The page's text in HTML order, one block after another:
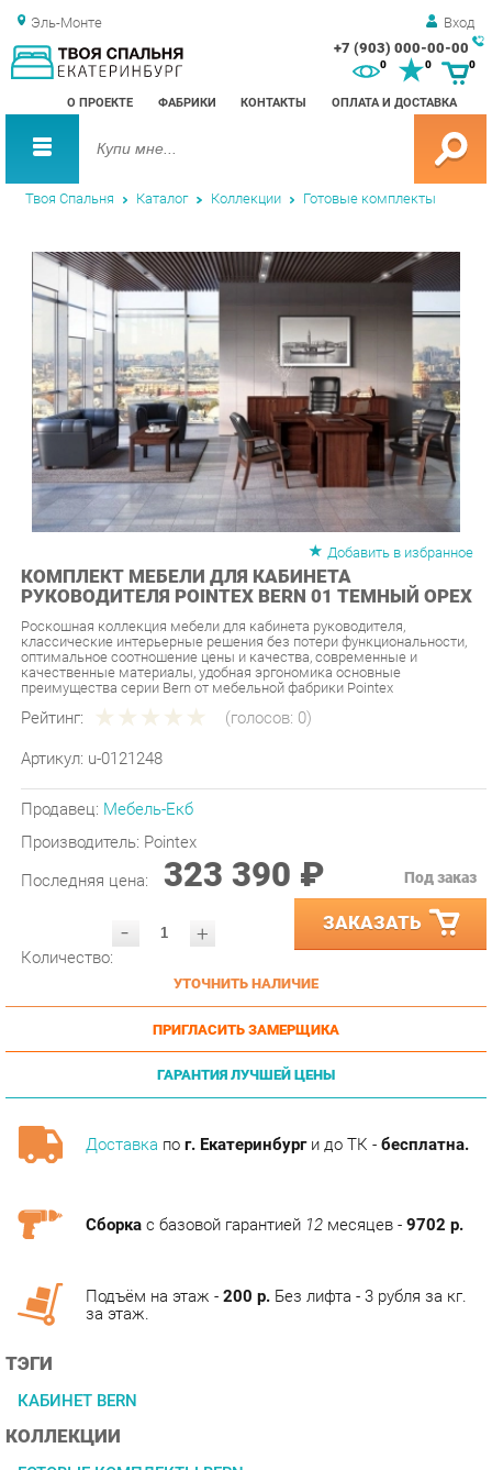
Эль-Монте Вход
+7 (903) 000-00-00
О ПРОЕКТЕ ФАБРИКИ КОНТАКТЫ ОПЛАТА И ДОСТАВКА
0 0
Твоя Спальня Каталог Коллекции Готовые комплекты
Добавить в избранное
КОМПЛЕКТ МЕБЕЛИ ДЛЯ КАБИНЕТА
РУКОВОДИТЕЛЯ POINTEX BERN 01 ТЕМНЫЙ ОРЕХ
Роскошная коллекция мебели для кабинета руководителя,
оптимальное соотношение цены и качества, современные и
качественные материалы, удобная эргономика основные
преимущества серии Bern от мебельной фабрики Pointex
Рейтинг: (голосов:0)
Артикул: u-0121248
Производитель:Pointex
Последняя цена: 323 390 ₽
- ЗАКАЗАТЬ
УТОЧНИТЬ НАЛИЧИЕ
ПРИГЛАСИТЬ ЗАМЕРЩИКА
ГАРАНТИЯ ЛУЧШЕЙ ЦЕНЫ
Доставкапог. Екатеринбурги до ТК -бесплатна.
ТЭГИ